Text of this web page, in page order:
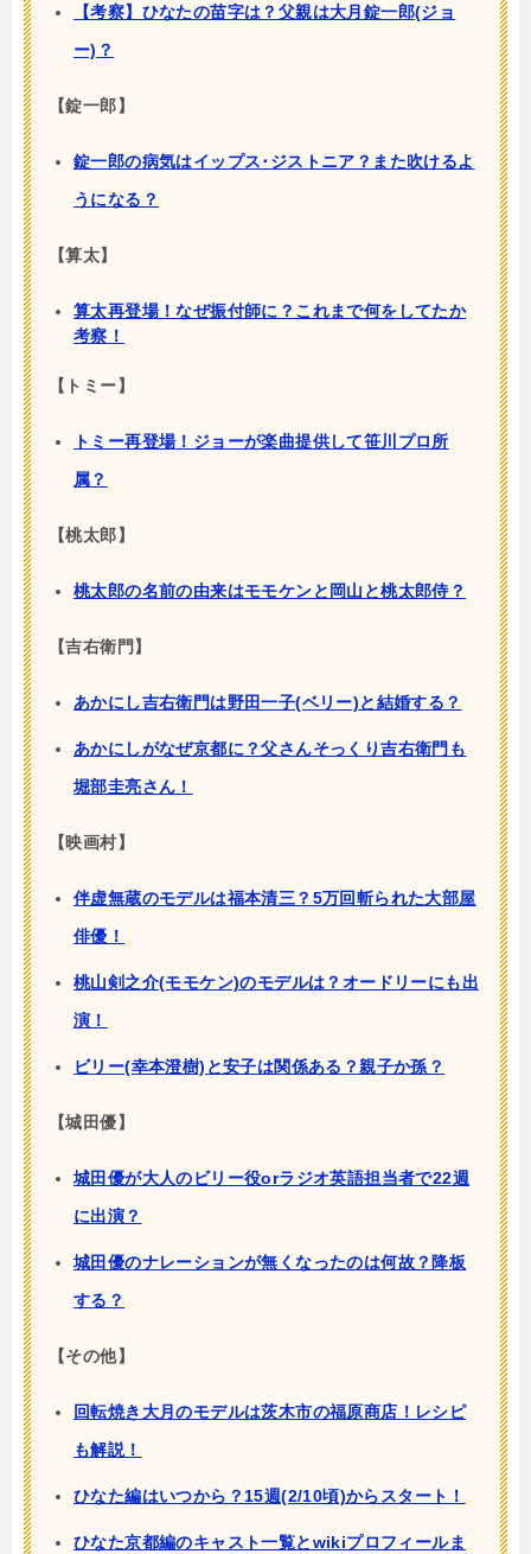
【考察】ひなたの苗字は？父親は大月錠一郎(ジョ
ー)？
【錠一郎】
錠一郎の病気はイップス･ジストニア？また吹けるよ
うになる？
【算太】
算太再登場！なぜ振付師に？これまで何をしてたか
考察！
【トミー】
トミー再登場！ジョーが楽曲提供して笹川プロ所
属？
【桃太郎】
桃太郎の名前の由来はモモケンと岡山と桃太郎侍？
【吉右衛門】
あかにし吉右衛門は野田一子(ベリー)と結婚する？
あかにしがなぜ京都に？父さんそっくり吉右衛門も
堀部圭亮さん！
【映画村】
伴虚無蔵のモデルは福本清三？5万回斬られた大部屋
俳優！
桃山剣之介(モモケン)のモデルは？オードリーにも出
演！
ビリー(幸本澄樹)と安子は関係ある？親子か孫？
【城田優】
城田優が大人のビリー役orラジオ英語担当者で22週
に出演？
城田優のナレーションが無くなったのは何故？降板
する？
【その他】
回転焼き大月のモデルは茨木市の福原商店！レシピ
も解説！
ひなた編はいつから？15週(2/10頃)からスタート！
ひなた京都編のキャスト一覧とwikiプロフィールま